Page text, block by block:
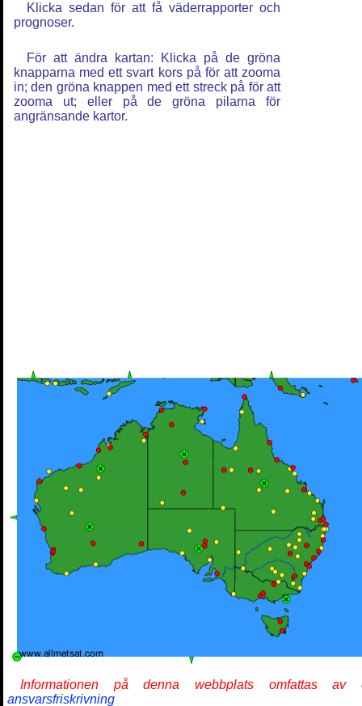
Klicka sedan för att få väderrapporter och
prognoser.
För att ändra kartan: Klicka på de gröna
knapparna med ett svart kors på för att zooma
in; den gröna knappen med ett streck på för att
zooma ut; eller på de gröna pilarna för
angränsande kartor.
Informationen på denna webbplats omfattas av
ansvarsfriskrivning